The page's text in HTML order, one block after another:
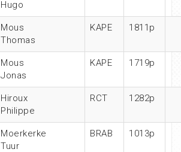
Hugo
Mous
Thomas
KAPE 1811p
Mous
Jonas
KAPE 1719p
Hiroux
Philippe
RCT 1282p
Moerkerke
Tuur
BRAB 1013p